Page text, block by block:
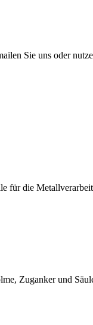
Sie uns oder
für die
Zuganker und